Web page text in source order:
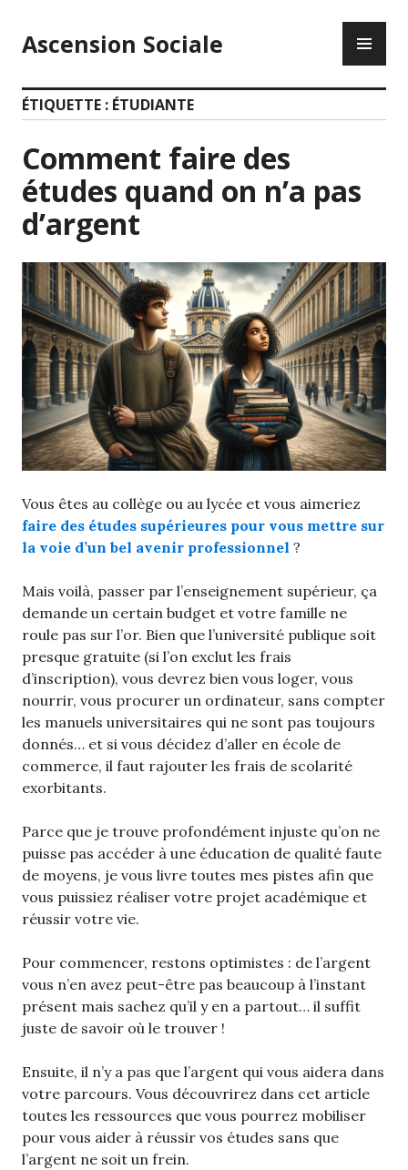
au
contenu
Ascension Sociale
ÉTIQUETTE : ÉTUDIANTE
Comment faire des
études quand on n’a pas
d’argent
Vous êtes au collège ou au lycée et vous aimeriez
faire des études supérieures pour vous mettre sur
la voie d’un bel avenir professionnel ?
Mais voilà, passer par l’enseignement supérieur, ça
demande un certain budget et votre famille ne
roule pas sur l’or. Bien que l’université publique soit
presque gratuite (si l’on exclut les frais
d’inscription), vous devrez bien vous loger, vous
nourrir, vous procurer un ordinateur, sans compter
les manuels universitaires qui ne sont pas toujours
donnés… et si vous décidez d’aller en école de
commerce, il faut rajouter les frais de scolarité
exorbitants.
Parce que je trouve profondément injuste qu’on ne
puisse pas accéder à une éducation de qualité faute
de moyens, je vous livre toutes mes pistes afin que
vous puissiez réaliser votre projet académique et
réussir votre vie.
Pour commencer, restons optimistes : de l’argent
vous n’en avez peut-être pas beaucoup à l’instant
présent mais sachez qu’il y en a partout… il suffit
juste de savoir où le trouver !
Ensuite, il n’y a pas que l’argent qui vous aidera dans
votre parcours. Vous découvrirez dans cet article
toutes les ressources que vous pourrez mobiliser
pour vous aider à réussir vos études sans que
l’argent ne soit un frein.